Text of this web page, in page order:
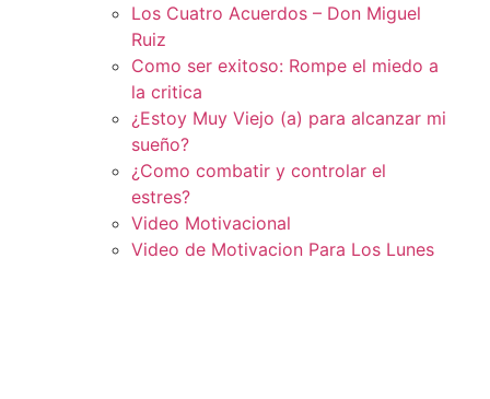
Los Cuatro Acuerdos – Don Miguel
Ruiz
Como ser exitoso: Rompe el miedo a
la critica
¿Estoy Muy Viejo (a) para alcanzar mi
sueño?
¿Como combatir y controlar el
estres?
Video Motivacional
Video de Motivacion Para Los Lunes